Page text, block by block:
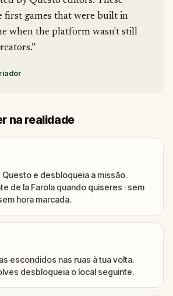
first games that were built in
when the platform wasn't still
na realidade
e desbloqueia a missão.
de la Farola quando quiseres · sem
hora marcada.
escondidos nas ruas à tua volta.
desbloqueia o local seguinte.